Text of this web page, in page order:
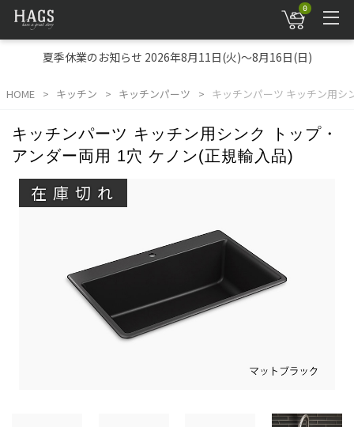
0
夏季休業のお知らせ 2026年8月11日(火)～8月16日(日)
HOME キッチン キッチンパーツ キッチンパーツ キッチン用シ
キッチンパーツ キッチン用シンク トップ・
アンダー両用 1穴 ケノン(正規輸入品)
在庫切れ